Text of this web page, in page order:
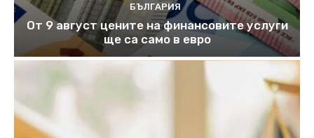
БЪЛГАРИЯ
От 9 август цените на финансовите услуги
ще са само в евро